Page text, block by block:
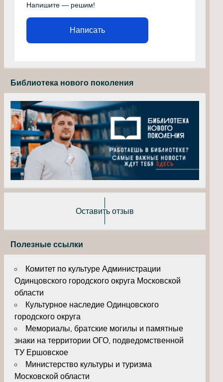
Напишите — решим!
Написать
Библиотека нового поколения
Оставить отзыв
Полезные ссылки
Комитет по культуре Администрации
Одинцовского городского округа Московской
области
Культурное наследие Одинцовского
городского округа
Мемориалы, братские могилы и памятные
знаки на территории ОГО, подведомственной
ТУ Ершовское
Министерство культуры и туризма
Московской области